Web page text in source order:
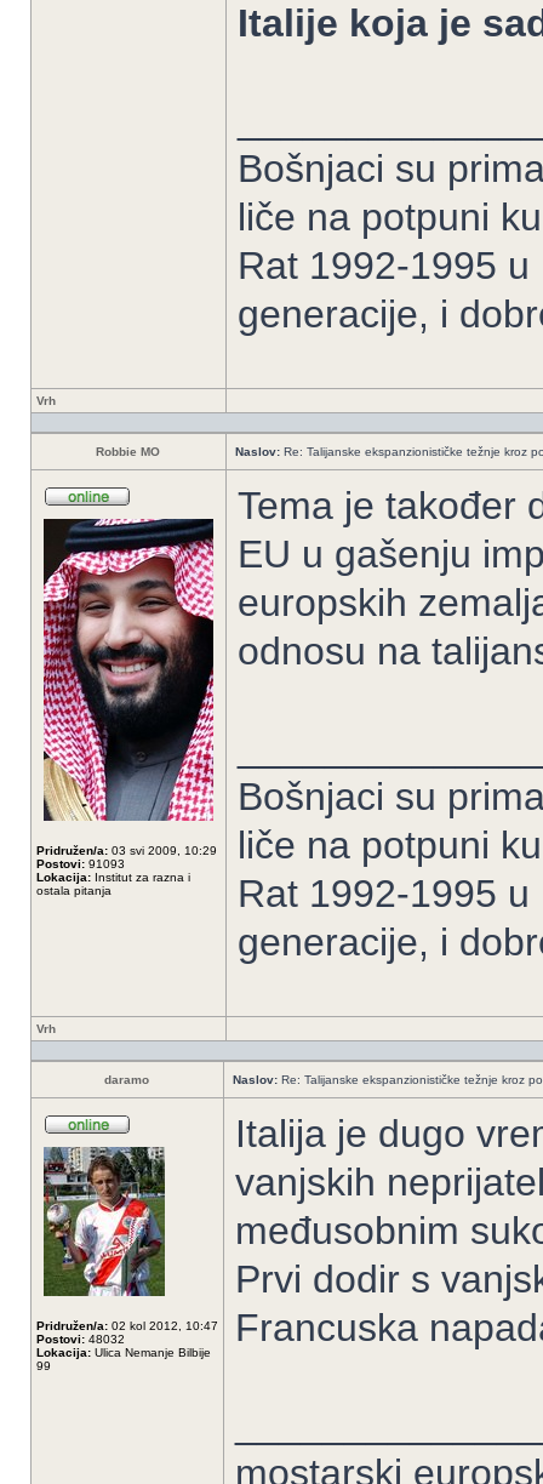
Italije koja je
Bošnjaci su
liče na potpuni
Rat 1992-1995
generacije, i
Vrh
Robbie MO Naslov: Re: Talijanske ekspanzionističke težnje kroz
Pridružen/a: 03 svi 2009, 10:29
Postovi: 91093
Lokacija: Institut za razna i
ostala pitanja
Tema je također
EU u gašenju
europskih
odnosu na
Bošnjaci su
liče na potpuni
Rat 1992-1995
generacije, i
Vrh
daramo Naslov: Re: Talijanske ekspanzionističke težnje kroz
Pridružen/a: 02 kol 2012, 10:47
Postovi: 48032
Lokacija: Ulica Nemanje Bilbije
99
Italija je dugo
vanjskih
međusobnim
Prvi dodir s
Francuska
mostarski